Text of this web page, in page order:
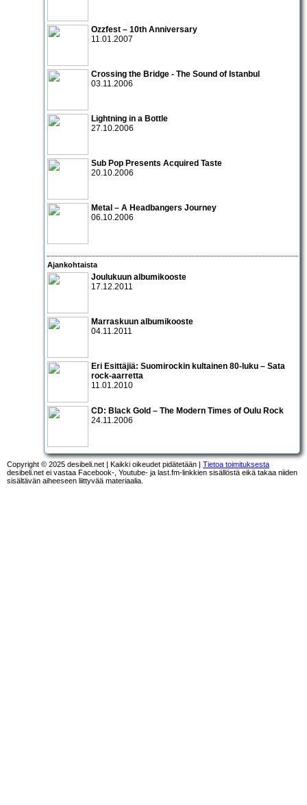
Ozzfest – 10th Anniversary
11.01.2007
Crossing the Bridge - The Sound of Istanbul
03.11.2006
Lightning in a Bottle
27.10.2006
Sub Pop Presents Acquired Taste
20.10.2006
Metal – A Headbangers Journey
06.10.2006
Ajankohtaista
Joulukuun albumikooste
17.12.2011
Marraskuun albumikooste
04.11.2011
Eri Esittäjiä: Suomirockin kultainen 80-luku – Sata
rock-aarretta
11.01.2010
CD: Black Gold – The Modern Times of Oulu Rock
24.11.2006
Copyright © 2025 desibeli.net | Kaikki oikeudet pidätetään | Tietoa toimituksesta
desibeli.net ei vastaa Facebook-, Youtube- ja last.fm-linkkien sisällöstä eikä takaa niiden
sisältävän aiheeseen liittyvää materiaalia.